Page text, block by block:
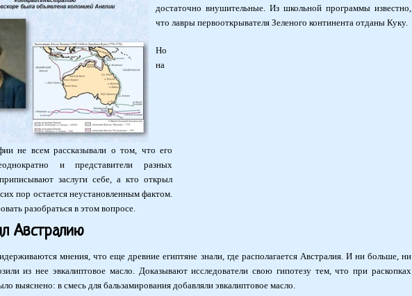
достаточно внушительные. Из школьной программы известно,
что лавры первооткрывателя Зеленого континента отданы Куку.
Но
на
не всем рассказывали о том, что его
и представители разных
заслуги себе, а кто открыл
пор остается неустановленным фактом.
разобраться в этом вопросе.
Австралию
мнения, что еще древние египтяне знали, где располагается Австралия. И ни больше, ни
из нее эвкалиптовое масло. Доказывают исследователи свою гипотезу тем, что при раскопках
выяснено: в смесь для бальзамирования добавляли эвкалиптовое масло.